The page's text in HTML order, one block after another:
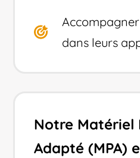
dans leurs
Notre Matériel
Adapté (MPA)